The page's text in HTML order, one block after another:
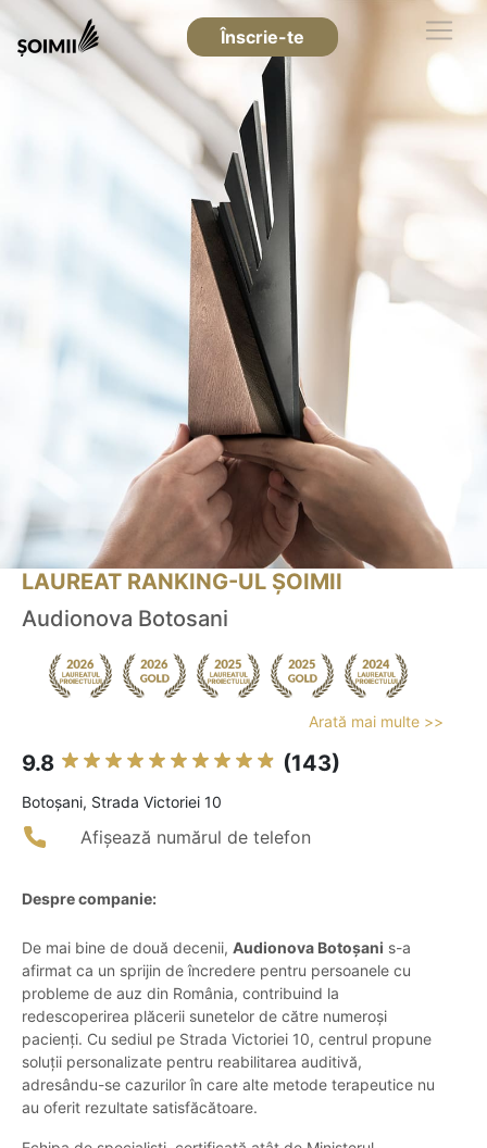
Înscrie-te
LAUREAT RANKING-UL ȘOIMII
Audionova Botosani
Arată mai multe >>
9.8 (143)
Botoşani, Strada Victoriei 10
Afișează numărul de telefon
Despre companie:
De mai bine de două decenii, Audionova Botoșani s-a
afirmat ca un sprijin de încredere pentru persoanele cu
probleme de auz din România, contribuind la
redescoperirea plăcerii sunetelor de către numeroși
pacienți. Cu sediul pe Strada Victoriei 10, centrul propune
soluții personalizate pentru reabilitarea auditivă,
adresându-se cazurilor în care alte metode terapeutice nu
au oferit rezultate satisfăcătoare.